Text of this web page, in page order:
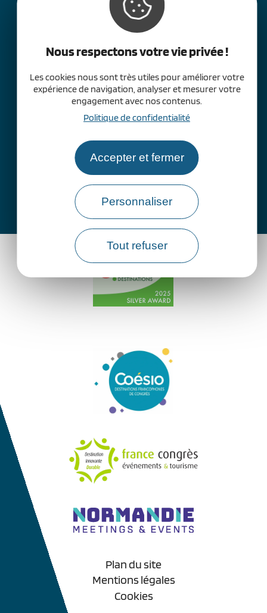
Nous respectons votre vie privée !
Les cookies nous sont très utiles pour améliorer votre
expérience de navigation, analyser et mesurer votre
engagement avec nos contenus.
Politique de confidentialité
Accepter et fermer
Personnaliser
Tout refuser
Comment venir ?
Plan du site
Mentions légales
Cookies